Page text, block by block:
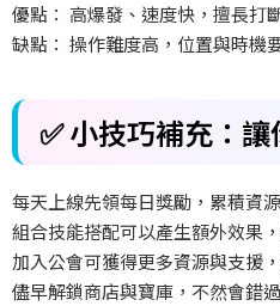
優點： 高爆發、速度快，擅長打
缺點： 操作難度高，位置與時機
✅ 小技巧補充：讓
每天上線先領每日獎勵，累積資
組合技能搭配可以產生額外效果
加入公會可獲得更多資源與支援
儘早解鎖商店與寶庫，不然會錯